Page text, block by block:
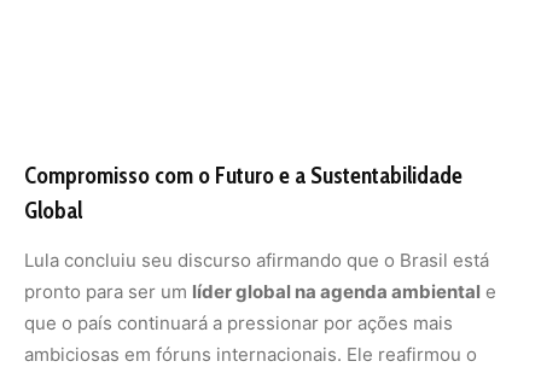
Compromisso com o Futuro e a Sustentabilidade
Global
Lula concluiu seu discurso afirmando que o Brasil está
pronto para ser um líder global na agenda ambiental e
que o país continuará a pressionar por ações mais
ambiciosas em fóruns internacionais. Ele reafirmou o